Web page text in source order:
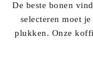
De beste bonen
selecteren moet
plukken. Onze